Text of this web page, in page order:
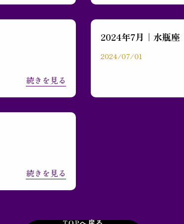
続きを見る
2024年7月｜水瓶座
2024/07/01
続きを見る